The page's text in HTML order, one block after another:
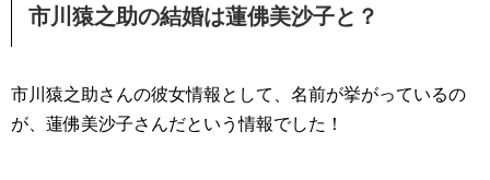
市川猿之助の結婚は蓮佛美沙子と？
市川猿之助さんの彼女情報として、名前が挙がっているの
が、蓮佛美沙子さんだという情報でした！